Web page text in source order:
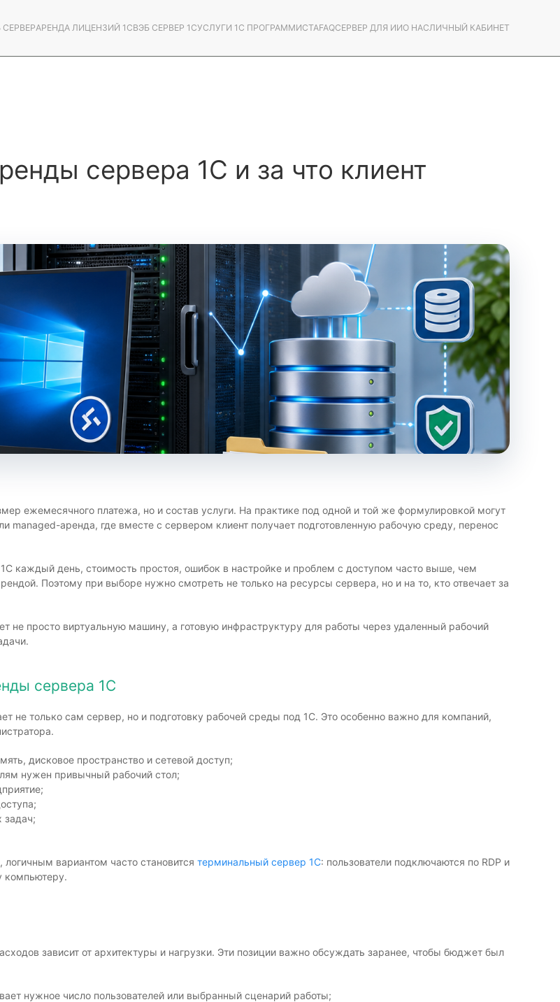
СЕРВЕРАРЕНДА ЛИЦЕНЗИЙ 1СВЭБ СЕРВЕР 1СУСЛУГИ 1С ПРОГРАММИСТАFAQСЕРВЕР ДЛЯ ИИО НАСЛИЧНЫЙ КАБИНЕТ
сервера 1С и за что клиент
ежемесячного платежа, но и состав услуги. На практике под одной и той же формулировкой могут
managed-аренда, где вместе с сервером клиент получает подготовленную рабочую среду, перенос
каждый день, стоимость простоя, ошибок в настройке и проблем с доступом часто выше, чем
Поэтому при выборе нужно смотреть не только на ресурсы сервера, но и на то, кто отвечает за
не просто виртуальную машину, а готовую инфраструктуру для работы через удаленный рабочий
сервера 1С
не только сам сервер, но и подготовку рабочей среды под 1С. Это особенно важно для компаний,
дисковое пространство и сетевой доступ;
нужен привычный рабочий стол;
задач;
вариантом часто становится терминальный сервер 1С: пользователи подключаются по RDP и
компьютеру.
зависит от архитектуры и нагрузки. Эти позиции важно обсуждать заранее, чтобы бюджет был
нужное число пользователей или выбранный сценарий работы;